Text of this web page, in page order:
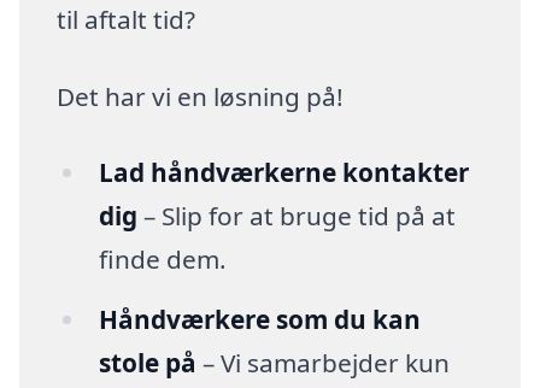
til aftalt tid?
Det har vi en løsning på!
Lad håndværkerne kontakter
dig – Slip for at bruge tid på at
finde dem.
Håndværkere som du kan
stole på – Vi samarbejder kun